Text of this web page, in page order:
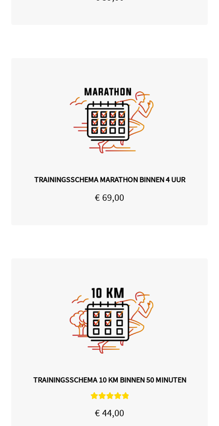
TRAININGSSCHEMA MARATHON BINNEN 4 UUR
€ 69,00
TRAININGSSCHEMA 10 KM BINNEN 50 MINUTEN
5.00uit 5
€ 44,00